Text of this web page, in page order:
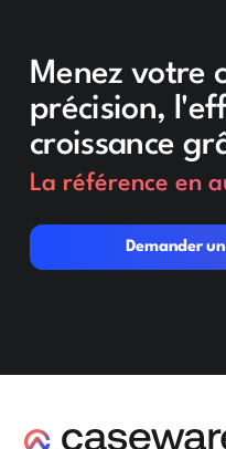
Menez votre
précision,
croissance
La référence en
Demander
Demander une